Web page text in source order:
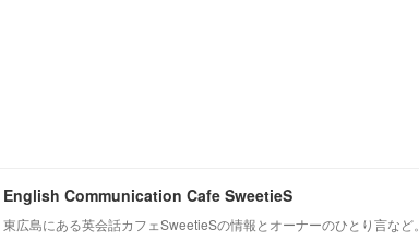
English Communication Cafe SweetieS
東広島にある英会話カフェSweetieSの情報とオーナーのひとり言など。